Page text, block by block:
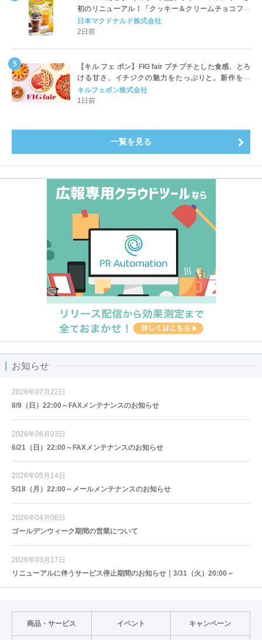
初のリニューアル！「クッキー＆クリームチョコフラ
ッペ」「マンゴースムージー」8月5日（水）から販売
開始
日本マクドナルド株式会社
2日前
【キル フェ ボン】FIG fair プチプチとした食感、とろ
ける甘さ、イチジクの魅力をたっぷりと。新作を含
め、イチジク尽くしの全4種が登場8月20日（木）スタ
ート
キルフェボン株式会社
1日前
一覧を見る
お知らせ
2026年07月22日
8/9（日）22:00～FAXメンテナンスのお知らせ
2026年06月03日
6/21（日）22:00～FAXメンテナンスのお知らせ
2026年05月14日
5/18（月）22:00～メールメンテナンスのお知らせ
2026年04月06日
ゴールデンウィーク期間の営業について
2026年03月17日
リニューアルに伴うサービス停止期間のお知らせ｜3/31（火）20:00～
商品・サービス イベント キャンペーン